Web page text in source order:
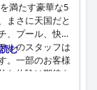
満たす豪華な5
まさに天国だと
、プール、快適
ルのスタッフは
。一部のお客様
な体験は期待を
グランドホテ
む